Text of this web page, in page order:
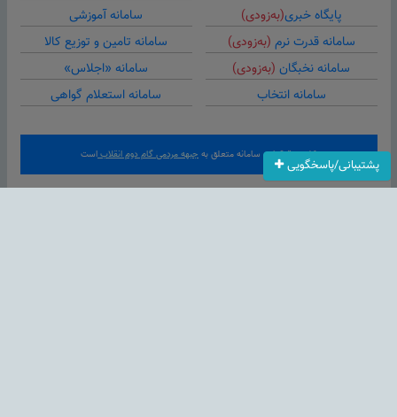
پشتیبانی/پاسخگویی
پایگاه خبری(به‌زودی)
سامانه قدرت نرم (به‌زودی)
سامانه نخبگان (به‌زودی)
سامانه انتخاب
سامانه آموزشی
سامانه تامین و توزیع کالا
سامانه «اجلاس»
سامانه استعلام گواهی
کلیه حقوق این سامانه متعلق به جبهه مردمی گام دوم انقلاباست